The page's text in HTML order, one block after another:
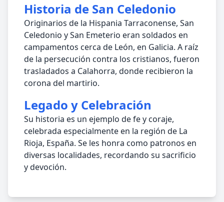
Historia de San Celedonio
Originarios de la Hispania Tarraconense, San
Celedonio y San Emeterio eran soldados en
campamentos cerca de León, en Galicia. A raíz
de la persecución contra los cristianos, fueron
trasladados a Calahorra, donde recibieron la
corona del martirio.
Legado y Celebración
Su historia es un ejemplo de fe y coraje,
celebrada especialmente en la región de La
Rioja, España. Se les honra como patronos en
diversas localidades, recordando su sacrificio
y devoción.